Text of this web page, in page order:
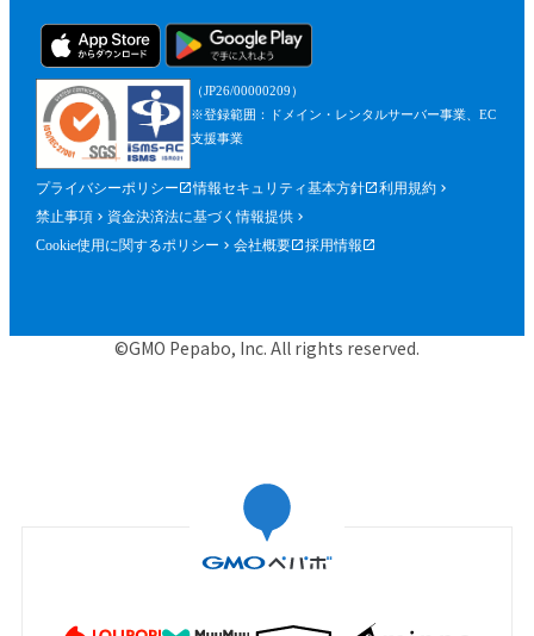
（JP26/00000209）
※登録範囲：ドメイン・レンタルサーバー事業、EC
支援事業
プライバシーポリシー 情報セキュリティ基本方針
利用規約
禁止事項
資金決済法に基づく情報提供
Cookie使用に関するポリシー
会社概要 採用情報
©GMO Pepabo, Inc. All rights reserved.